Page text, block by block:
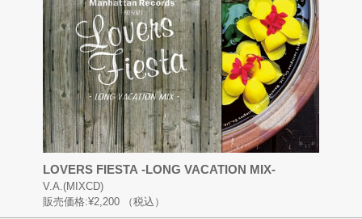
LOVERS FIESTA -LONG VACATION MIX-
V.A.(MIXCD)
販売価格:¥2,200 （税込）